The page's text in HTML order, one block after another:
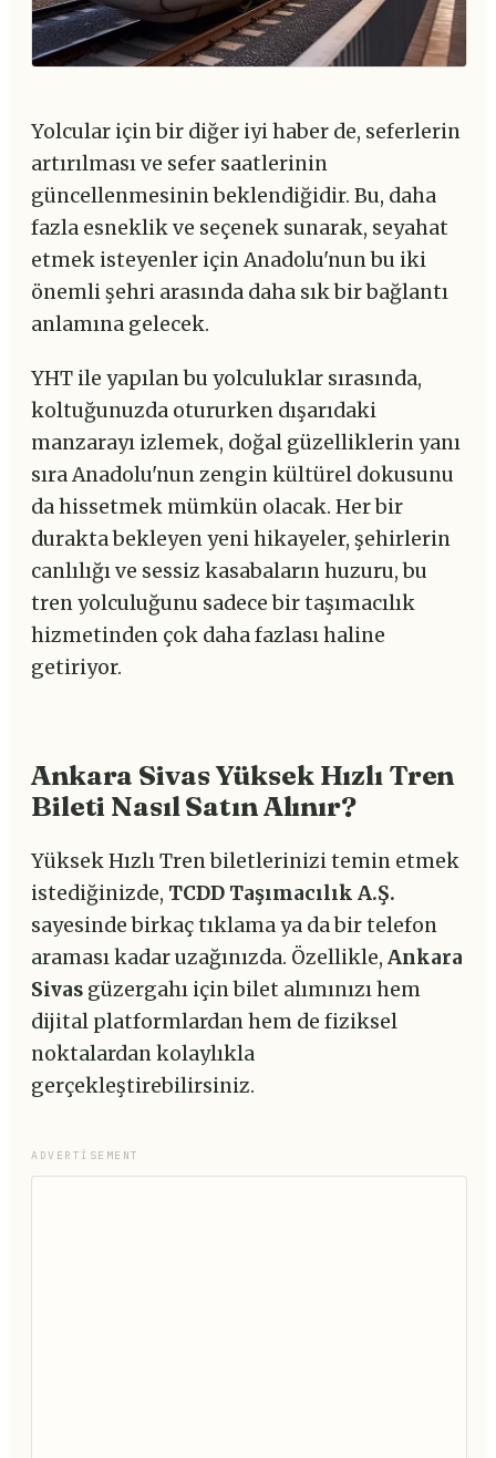
Yolcular için bir diğer iyi haber de, seferlerin
artırılması ve sefer saatlerinin
güncellenmesinin beklendiğidir. Bu, daha
fazla esneklik ve seçenek sunarak, seyahat
etmek isteyenler için Anadolu'nun bu iki
önemli şehri arasında daha sık bir bağlantı
anlamına gelecek.
YHT ile yapılan bu yolculuklar sırasında,
koltuğunuzda otururken dışarıdaki
manzarayı izlemek, doğal güzelliklerin yanı
sıra Anadolu'nun zengin kültürel dokusunu
da hissetmek mümkün olacak. Her bir
durakta bekleyen yeni hikayeler, şehirlerin
canlılığı ve sessiz kasabaların huzuru, bu
tren yolculuğunu sadece bir taşımacılık
hizmetinden çok daha fazlası haline
getiriyor.
Ankara Sivas Yüksek Hızlı Tren
Bileti Nasıl Satın Alınır?
Yüksek Hızlı Tren biletlerinizi temin etmek
istediğinizde, TCDD Taşımacılık A.Ş.
sayesinde birkaç tıklama ya da bir telefon
araması kadar uzağınızda. Özellikle, Ankara
Sivas güzergahı için bilet alımınızı hem
dijital platformlardan hem de fiziksel
noktalardan kolaylıkla
gerçekleştirebilirsiniz.
ADVERTISEMENT